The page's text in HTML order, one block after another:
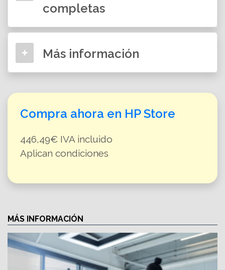
completas
Más información
Compra ahora en HP Store
446,49€ IVA incluido
Aplican condiciones
MÁS INFORMACIÓN